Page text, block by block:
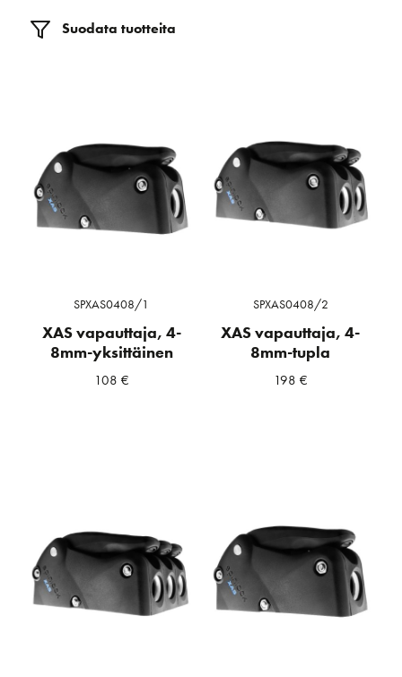
Suodata tuotteita
SPXAS0408/1
XAS vapauttaja, 4-
8mm-yksittäinen
108 €
SPXAS0408/2
XAS vapauttaja, 4-
8mm-tupla
198 €